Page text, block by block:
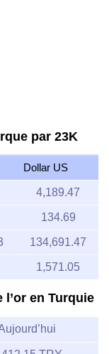
par 23K
Dollar US
4,189.47
134.69
134,691.47
1,571.05
en Turquie